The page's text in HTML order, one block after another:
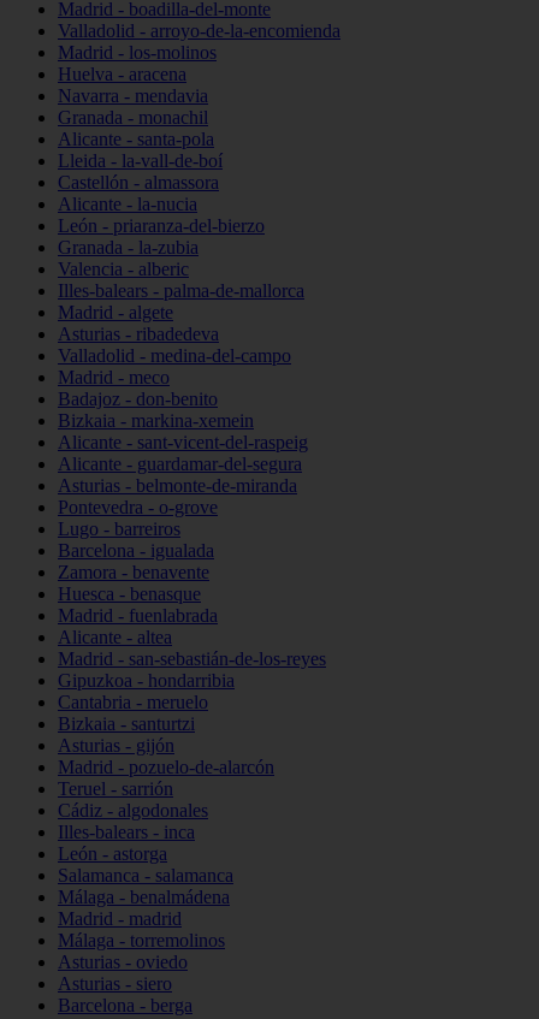
Madrid - boadilla-del-monte
Valladolid - arroyo-de-la-encomienda
Madrid - los-molinos
Huelva - aracena
Navarra - mendavia
Granada - monachil
Alicante - santa-pola
Lleida - la-vall-de-boí
Castellón - almassora
Alicante - la-nucia
León - priaranza-del-bierzo
Granada - la-zubia
Valencia - alberic
Illes-balears - palma-de-mallorca
Madrid - algete
Asturias - ribadedeva
Valladolid - medina-del-campo
Madrid - meco
Badajoz - don-benito
Bizkaia - markina-xemein
Alicante - sant-vicent-del-raspeig
Alicante - guardamar-del-segura
Asturias - belmonte-de-miranda
Pontevedra - o-grove
Lugo - barreiros
Barcelona - igualada
Zamora - benavente
Huesca - benasque
Madrid - fuenlabrada
Alicante - altea
Madrid - san-sebastián-de-los-reyes
Gipuzkoa - hondarribia
Cantabria - meruelo
Bizkaia - santurtzi
Asturias - gijón
Madrid - pozuelo-de-alarcón
Teruel - sarrión
Cádiz - algodonales
Illes-balears - inca
León - astorga
Salamanca - salamanca
Málaga - benalmádena
Madrid - madrid
Málaga - torremolinos
Asturias - oviedo
Asturias - siero
Barcelona - berga